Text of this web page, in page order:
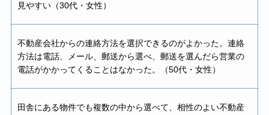
見やすい（30代・女性）
不動産会社からの連絡方法を選択できるのがよかった。連絡
方法は電話、メール、郵送から選べ、郵送を選んだら営業の
電話がかかってくることはなかった。（50代・女性）
田舎にある物件でも複数の中から選べて、相性のよい不動産